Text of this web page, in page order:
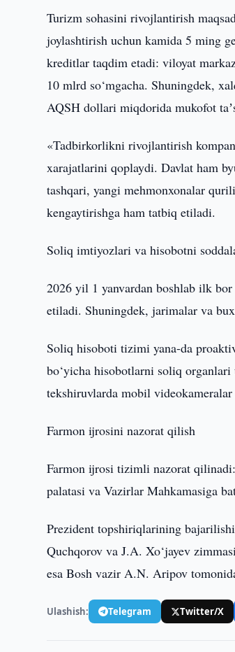
Turizm sohasini rivojlantirish
joylashtirish uchun kamida 5 ming
kreditlar taqdim etadi: viloyat
10 mlrd so‘mgacha. Shuningdek,
AQSH dollari miqdorida mukofot
«Tadbirkorlikni rivojlantirish
xarajatlarini qoplaydi. Davlat ham
tashqari, yangi mehmonxonalar
kengaytirishga ham tatbiq etiladi.
Soliq imtiyozlari va hisobotni
2026 yil 1 yanvardan boshlab ilk
etiladi. Shuningdek, jarimalar va
Soliq hisoboti tizimi yana-da
bo‘yicha hisobotlarni soliq
tekshiruvlarda mobil
Farmon ijrosini nazorat qilish
Farmon ijrosi tizimli nazorat
palatasi va Vazirlar Mahkamasiga
Prezident topshiriqlarining
Quchqorov va J.A. Xo‘jayev
esa Bosh vazir A.N. Aripov
Ulashish: Telegram Twitter/X